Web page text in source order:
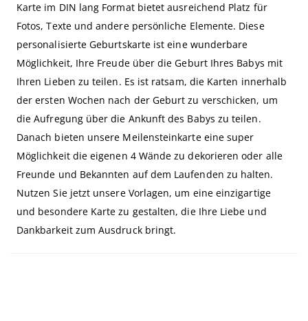
Karte im DIN lang Format bietet ausreichend Platz für
Fotos, Texte und andere persönliche Elemente. Diese
personalisierte Geburtskarte ist eine wunderbare
Möglichkeit, Ihre Freude über die Geburt Ihres Babys mit
Ihren Lieben zu teilen. Es ist ratsam, die Karten innerhalb
der ersten Wochen nach der Geburt zu verschicken, um
die Aufregung über die Ankunft des Babys zu teilen.
Danach bieten unsere Meilensteinkarte eine super
Möglichkeit die eigenen 4 Wände zu dekorieren oder alle
Freunde und Bekannten auf dem Laufenden zu halten.
Nutzen Sie jetzt unsere Vorlagen, um eine einzigartige
und besondere Karte zu gestalten, die Ihre Liebe und
Dankbarkeit zum Ausdruck bringt.